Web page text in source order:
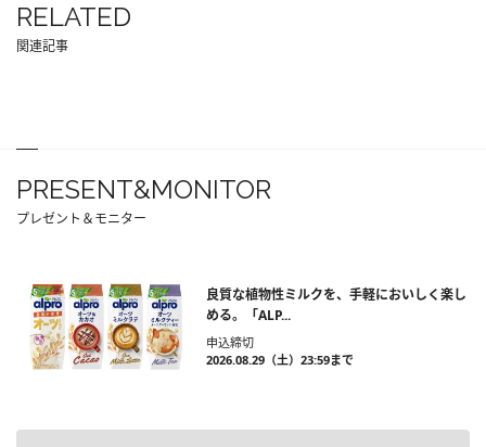
RELATED
関連記事
PRESENT&MONITOR
プレゼント＆モニター
良質な植物性ミルクを、手軽においしく楽し
める。「ALP...
申込締切
2026.08.29（土）23:59まで